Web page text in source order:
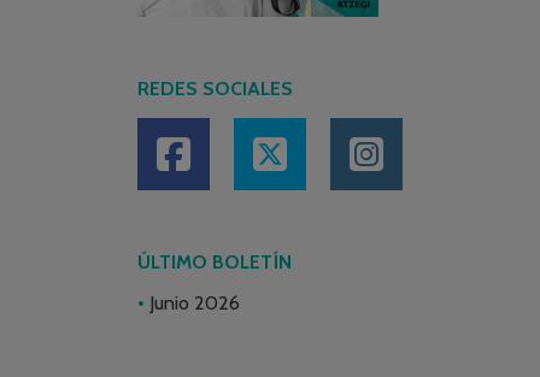
REDES SOCIALES
ÚLTIMO BOLETÍN
Junio 2026